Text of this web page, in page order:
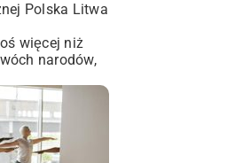
Polska Litwa
więcej niż
narodów,